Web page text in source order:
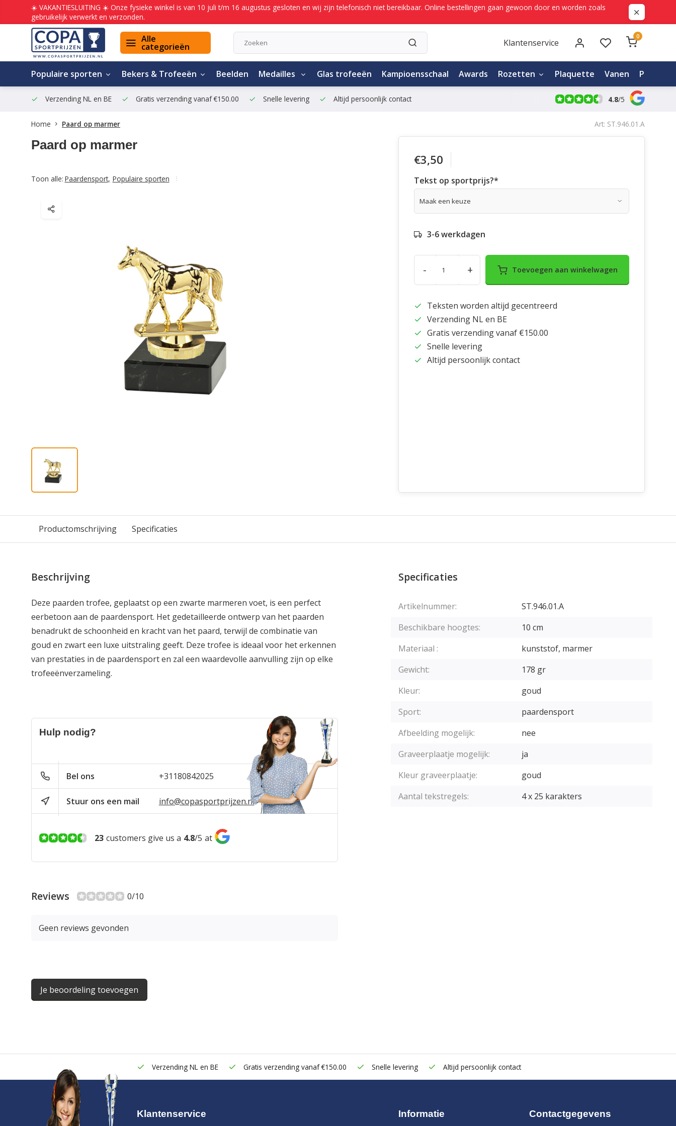
☀️ VAKANTIESLUITING ☀️ Onze fysieke winkel is van 10 juli t/m 16 augustus gesloten en wij zijn telefonisch niet bereikbaar. Online bestellingen gaan gewoon door en worden zoals
gebruikelijk verwerkt en verzonden.
Alle
categorieën Klantenservice
0
Populaire sporten Bekers & Trofeeën Beelden Medailles Glas trofeeën Kampioensschaal Awards Rozetten Plaquette Vanen
Verzending NL en BE Gratis verzending vanaf €150.00 Snelle levering Altijd persoonlijk contact 4.8/5
Home Paard op marmer Art: ST.946.01.A
Paard op marmer
Toon alle: Paardensport, Populaire sporten
€3,50
Tekst op sportprijs?*
3-6 werkdagen
- + Toevoegen aan winkelwagen
Teksten worden altijd gecentreerd
Verzending NL en BE
Gratis verzending vanaf €150.00
Snelle levering
Altijd persoonlijk contact
Productomschrijving Specificaties
Beschrijving
Deze paarden trofee, geplaatst op een zwarte marmeren voet, is een perfect
eerbetoon aan de paardensport. Het gedetailleerde ontwerp van het paarden
benadrukt de schoonheid en kracht van het paard, terwijl de combinatie van
goud en zwart een luxe uitstraling geeft. Deze trofee is ideaal voor het erkennen
van prestaties in de paardensport en zal een waardevolle aanvulling zijn op elke
trofeeënverzameling.
Hulp nodig?
Bel ons +31180842025
Stuur ons een mail info@copasportprijzen.nl
23 customers give us a 4.8/5 at
Reviews 0/10
Geen reviews gevonden
Je beoordeling toevoegen
Specificaties
Artikelnummer:
ST.946.01.A
Beschikbare hoogtes:
10 cm
Materiaal :
kunststof, marmer
Gewicht:
178 gr
Kleur:
goud
Sport:
paardensport
Afbeelding mogelijk:
nee
Graveerplaatje mogelijk:
ja
Kleur graveerplaatje:
goud
Aantal tekstregels:
4 x 25 karakters
Verzending NL en BE Gratis verzending vanaf €150.00 Snelle levering Altijd persoonlijk contact
Klantenservice Informatie Contactgegevens